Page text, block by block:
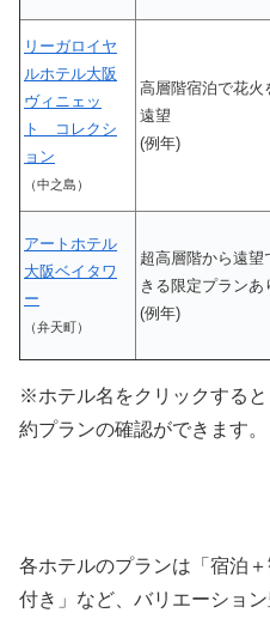
リーガロイヤ
ルホテル大阪
ヴィニェッ
ト コレクシ
ョン
（中之島）
高層階宿泊で花火
遠望
(例年)
アートホテル
大阪ベイタワ
ー
（弁天町）
超高層階から遠望
きる限定プランあ
(例年)
※ホテル名をクリックすると
約プランの確認ができます。
各ホテルのプランは「宿泊
付き」など、バリエーション